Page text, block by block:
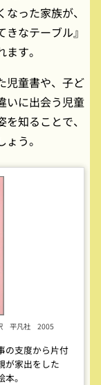
った家族が、
なテーブル』
す。
児童書や、子ど
いに出会う児童
知ることで、
う。
訳 平凡社 2005
の支度から片付
が家出をした
。